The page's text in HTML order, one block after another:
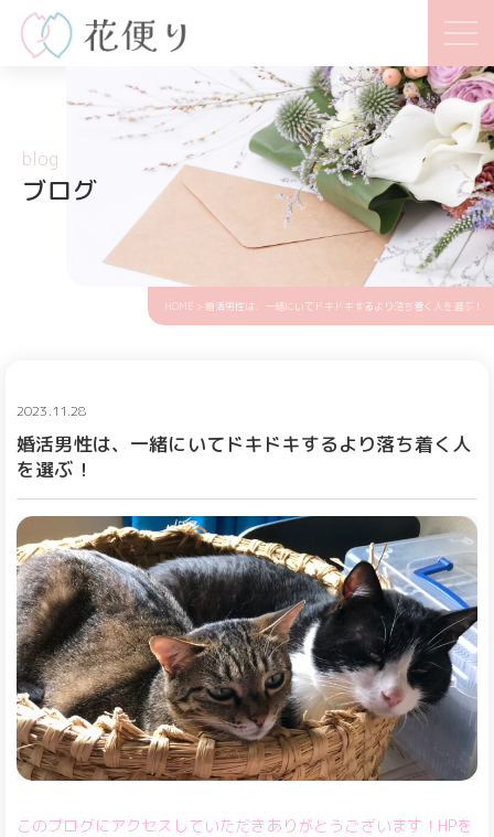
blog
ブログ
HOME > 婚活男性は、一緒にいてドキドキするより落ち着く人を選ぶ！
2023.11.28
婚活男性は、一緒にいてドキドキするより落ち着く人
を選ぶ！
このブログにアクセスしていただきありがとうございます！HPを